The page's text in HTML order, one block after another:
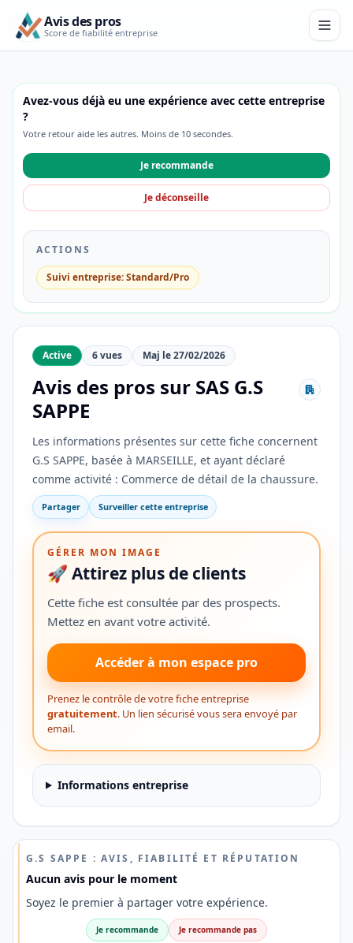
Avis des pros
Score de fiabilité entreprise
Active 6 vues Maj le 27/02/2026
Avis des pros sur SAS G.S
SAPPE
Les informations présentes sur cette fiche concernent
G.S SAPPE, basée à MARSEILLE, et ayant déclaré
comme activité : Commerce de détail de la chaussure.
Partager Surveiller cette entreprise
GÉRER MON IMAGE
🚀 Attirez plus de clients
Cette fiche est consultée par des prospects.
Mettez en avant votre activité.
Accéder à mon espace pro
Prenez le contrôle de votre fiche entreprise
gratuitement. Un lien sécurisé vous sera envoyé par
email.
Informations entreprise
G.S SAPPE : AVIS, FIABILITÉ ET RÉPUTATION
Aucun avis pour le moment
Soyez le premier à partager votre expérience.
Je recommande Je recommande pas
Avez-vous déjà eu une expérience avec cette entreprise
?
Votre retour aide les autres. Moins de 10 secondes.
Je recommande
Je déconseille
ACTIONS
Suivi entreprise: Standard/Pro
AVIS
PROS